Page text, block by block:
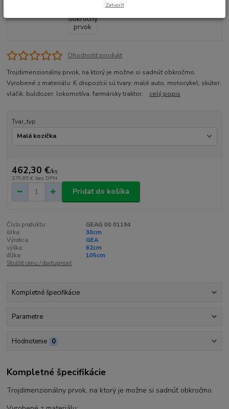
Ohodnotiť produkt
Trojdimenzionálny prvok, na ktorý je možne si sadnúť obkročmo.
Vyrobené z materiálu: K dispozícii sú tvary: malé auto, motocykel, skúter,
vláčik, buldozer, lokomotíva, farmársky traktor, celý popis
Tvar_typ
462,30 €/ks
375,85 € bez DPH
Pridať do košíka
Číslo produktu:
GEAG 00 01194
šírka:
30cm
Výrobca:
GEA
výška:
62cm
dĺžka:
105cm
Strážiť cenu / dostupnosť
Kompletné špecifikácie
Parametre
Hodnotenie 0
Kompletné špecifikácie
Trojdimenzionálny prvok, na ktorý je možne si sadnúť obkročmo.
Zatvoriť